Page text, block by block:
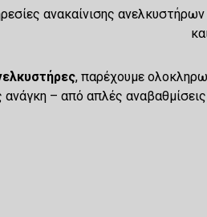
ανακαίνισης
, παρέχουμε
ανάγκη – από απλές